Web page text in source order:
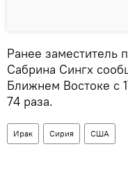
Ранее заместитель
Сабрина Сингх
Ближнем Востоке с
74 раза.
Ирак Сирия США